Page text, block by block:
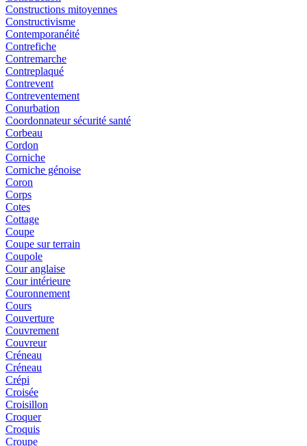
Constructions mitoyennes
Constructivisme
Contemporanéité
Contrefiche
Contremarche
Contreplaqué
Contrevent
Contreventement
Conurbation
Coordonnateur sécurité santé
Corbeau
Cordon
Corniche
Corniche génoise
Coron
Corps
Cotes
Cottage
Coupe
Coupe sur terrain
Coupole
Cour anglaise
Cour intérieure
Couronnement
Cours
Couverture
Couvrement
Couvreur
Créneau
Créneau
Crépi
Croisée
Croisillon
Croquer
Croquis
Croupe